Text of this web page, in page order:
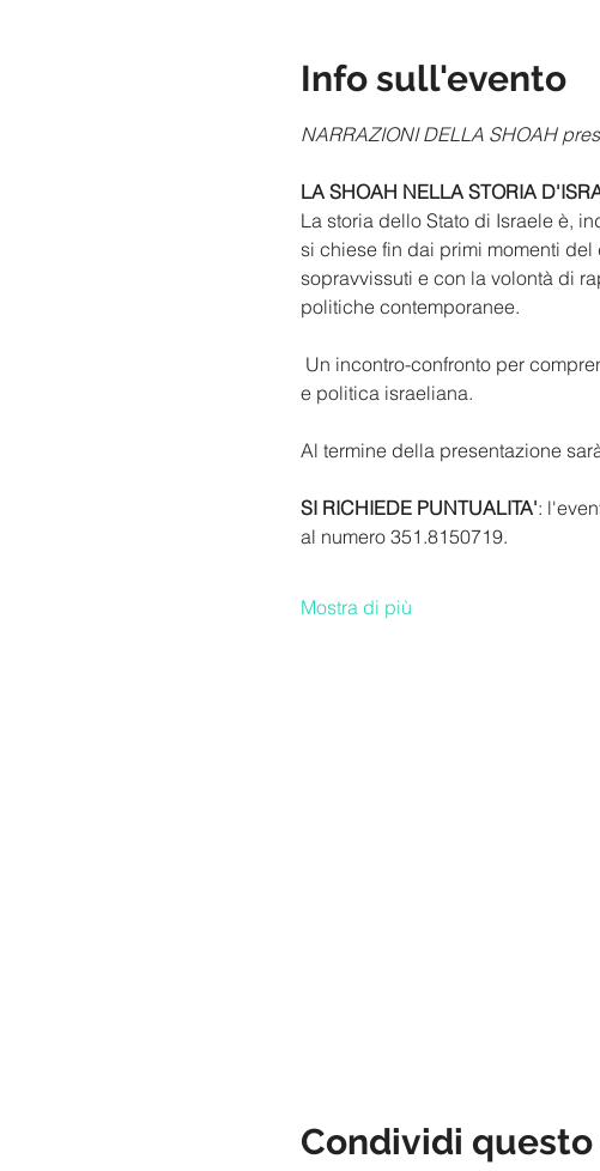
Info sull'evento
NARRAZIONI DELLA SHOAH
LA SHOAH NELLA STORIA
La storia dello Stato di Israele è,
si chiese fin dai primi momenti
sopravvissuti e con la volontà di
politiche contemporanee.
e politica israeliana.
Al termine della presentazione
SI RICHIEDE PUNTUALITA':
al numero 351.8150719.
Mostra di più
Condividi